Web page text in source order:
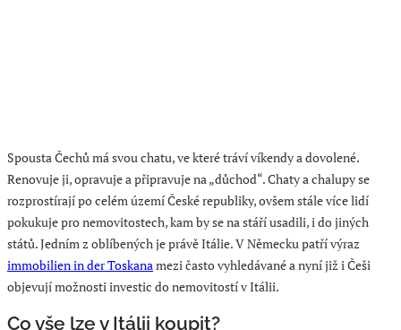
Spousta Čechů má svou chatu, ve které tráví víkendy a dovolené.
Renovuje ji, opravuje a připravuje na „důchod“. Chaty a chalupy se
rozprostírají po celém území České republiky, ovšem stále více lidí
pokukuje pro nemovitostech, kam by se na stáří usadili, i do jiných
států. Jedním z oblíbených je právě Itálie. V Německu patří výraz
immobilien in der Toskana mezi často vyhledávané a nyní již i Češi
objevují možnosti investic do nemovitostí v Itálii.
Co vše lze v Itálii koupit?